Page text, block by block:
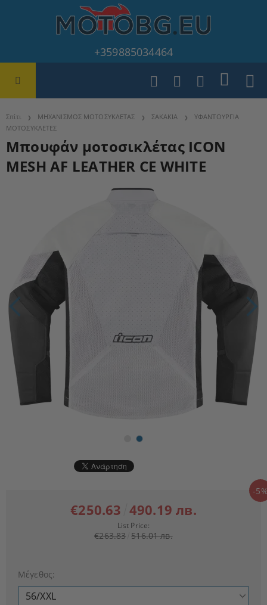
+359885034464
Σπίτι ΜΗΧΑΝΙΣΜΟΣ ΜΟΤΟΣΥΚΛΕΤΑΣ ΣΑΚΑΚΙΑ
ΥΦΑΝΤΟΥΡΓΙΑ
ΜΟΤΟΣΥΚΛΕΤΕΣ
Μπουφάν μοτοσικλέτας ICON
MESH AF LEATHER CE WHITE
-
€250.63 490.19 лв.
List Price:
€263.83 516.01 лв.
Μέγεθος: